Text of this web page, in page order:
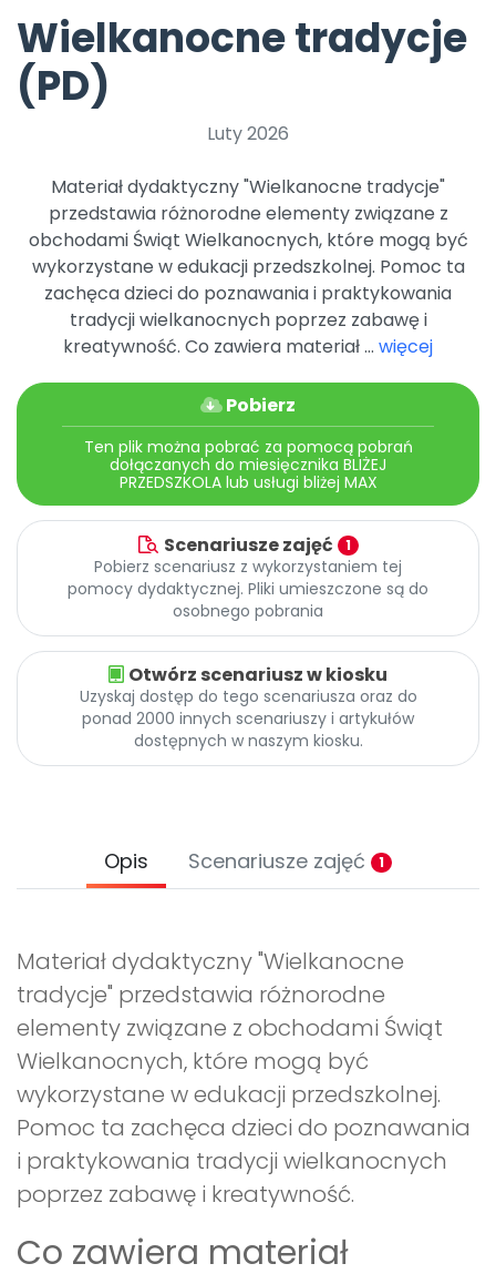
Pomoc
Promocje
Wielkanocne tradycje
(PD)
Luty 2026
Materiał dydaktyczny "Wielkanocne tradycje"
przedstawia różnorodne elementy związane z
obchodami Świąt Wielkanocnych, które mogą być
wykorzystane w edukacji przedszkolnej. Pomoc ta
zachęca dzieci do poznawania i praktykowania
tradycji wielkanocnych poprzez zabawę i
kreatywność. Co zawiera materiał ... więcej
Pobierz
Ten plik można pobrać za pomocą pobrań
dołączanych do miesięcznika BLIŻEJ
PRZEDSZKOLA lub usługi bliżej MAX
Scenariusze zajęć 1
Pobierz scenariusz z wykorzystaniem tej
pomocy dydaktycznej. Pliki umieszczone są do
osobnego pobrania
Otwórz scenariusz w kiosku
Uzyskaj dostęp do tego scenariusza oraz do
ponad 2000 innych scenariuszy i artykułów
dostępnych w naszym kiosku.
Opis Scenariusze zajęć 1
Materiał dydaktyczny "Wielkanocne
tradycje" przedstawia różnorodne
elementy związane z obchodami Świąt
Wielkanocnych, które mogą być
wykorzystane w edukacji przedszkolnej.
Pomoc ta zachęca dzieci do poznawania
i praktykowania tradycji wielkanocnych
poprzez zabawę i kreatywność.
Co zawiera materiał